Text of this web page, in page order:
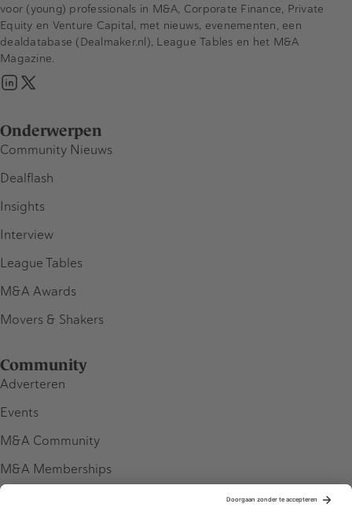
Onderwerpen
Community Nieuws
Dealflash
Insights
Interview
League Tables
M&A Awards
Movers & Shakers
Community
Adverteren
Events
M&A Community
M&A Memberships
voor (young) professionals in M&A, Corporate Finance, Private
Equity en Venture Capital, met nieuws, evenementen, een
dealdatabase (Dealmaker.nl), League Tables en het M&A
Magazine.